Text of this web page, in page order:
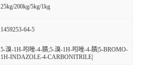
25kg/200kg/5kg/1kg
1459253-64-5
5-溴-1H-吲唑-4-腈;5-溴-1H-吲唑-4-腈|5-BROMO-
1H-INDAZOLE-4-CARBONITRILE|